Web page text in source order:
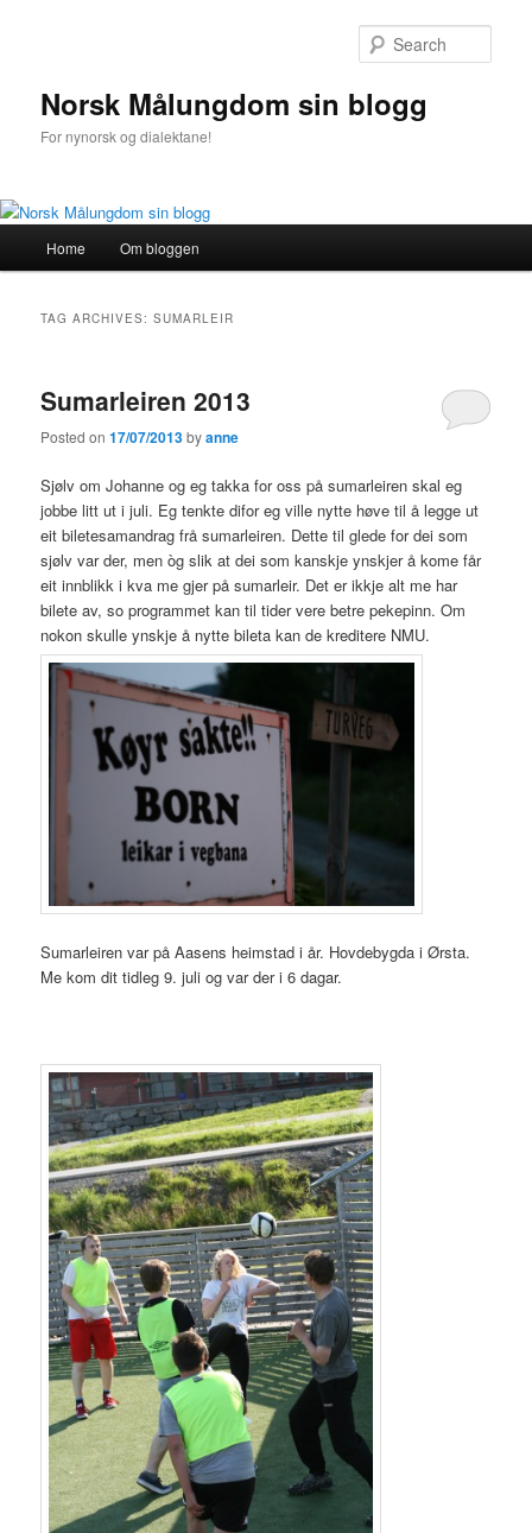
Norsk Målungdom sin blogg
For nynorsk og dialektane!
Skip
content
Skip
content
Home Om bloggen
TAG ARCHIVES:SUMARLEIR
Sumarleiren 2013
Posted on17/07/2013byanne
Sjølv om Johanne og eg takka for oss på sumarleiren skal eg
jobbe litt ut i juli. Eg tenkte difor eg ville nytte høve til å legge ut
eit biletesamandrag frå sumarleiren. Dette til glede for dei som
sjølv var der, men òg slik at dei som kanskje ynskjer å kome får
eit innblikk i kva me gjer på sumarleir. Det er ikkje alt me har
bilete av, so programmet kan til tider vere betre pekepinn. Om
nokon skulle ynskje å nytte bileta kan de kreditere NMU.
Sumarleiren var på Aasens heimstad i år. Hovdebygda i Ørsta.
Me kom dit tidleg 9. juli og var der i 6 dagar.